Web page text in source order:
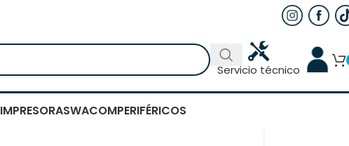
Servicio técnico
IMPRESORASWACOMPERIFÉRICOS